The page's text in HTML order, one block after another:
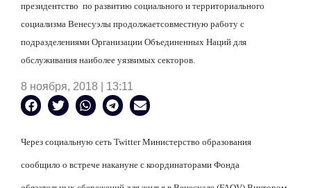
президентство по развитию социального и территориального
социализма Венесуэлы продолжаетсовместную работу с
подразделениями Организации Объединенных Наций для
обслуживания наиболее уязвимых секторов.
8 ноября, 2018 | 13:11
Через социальную сеть Twitter Министерство образования
сообщило о встрече накануне с координаторами Фонда